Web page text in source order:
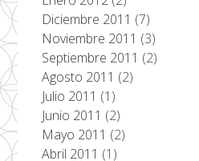
Diciembre 2011 (7)
Noviembre 2011 (3)
Septiembre 2011 (2)
Agosto 2011 (2)
Julio 2011 (1)
Junio 2011 (2)
Mayo 2011 (2)
Abril 2011 (1)